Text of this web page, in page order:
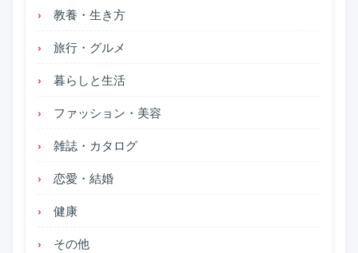
教養・生き方
旅行・グルメ
暮らしと生活
ファッション・美容
雑誌・カタログ
恋愛・結婚
健康
その他